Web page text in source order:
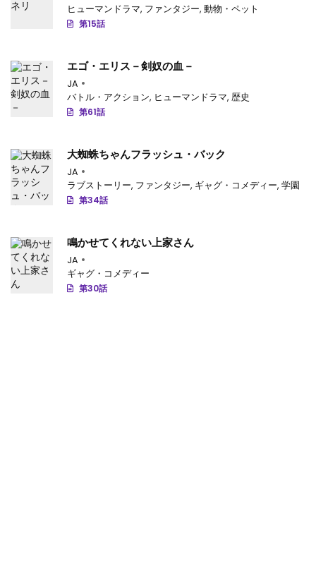
第1066話: 第1066話
第1064話: 第1064話
第1063話: 第1063話
第1061話: 第1061話
第1060話: 第1060話
第1059話: 第1059話
第1058話: 第1058話
第1057話: 第1057話
第1056話: 第1056話
ヒューマンドラマ, ファンタジー, 動物・ペット
第15話
エゴ・エリス－剣奴の血－
JA
バトル・アクション, ヒューマンドラマ, 歴史
第61話
大蜘蛛ちゃんフラッシュ・バック
JA
ラブストーリー, ファンタジー, ギャグ・コメディー, 学園
第34話
鳴かせてくれない上家さん
JA
ギャグ・コメディー
第30話